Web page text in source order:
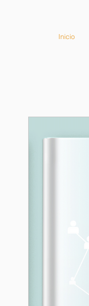
Inicio